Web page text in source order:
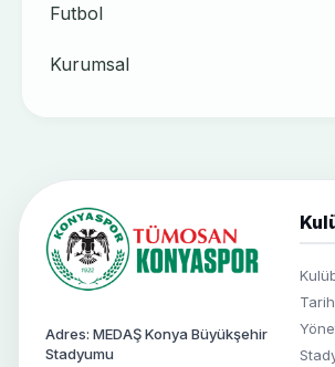
Futbol
Kurumsal
Adres: MEDAŞ Konya Büyükşehir
Stadyumu